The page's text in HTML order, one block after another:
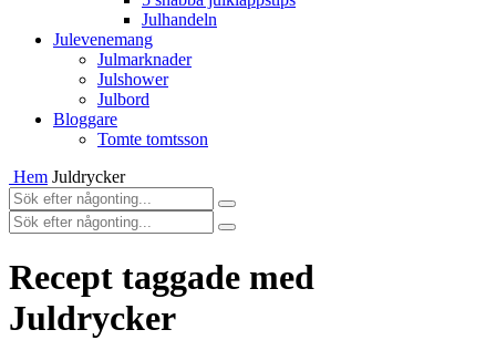
Julhandeln
Julevenemang
Julmarknader
Julshower
Julbord
Bloggare
Tomte tomtsson
Hem Juldrycker
Recept taggade med
Juldrycker